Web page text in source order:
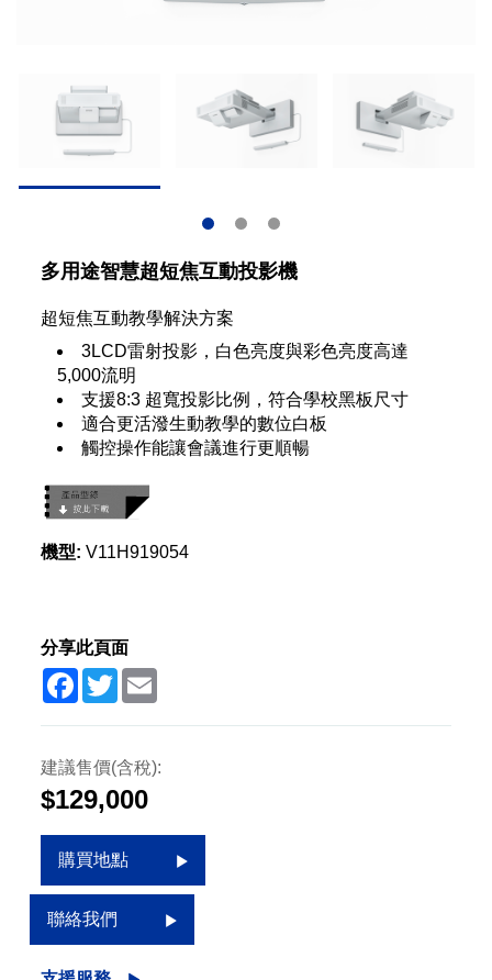
多用途智慧超短焦互動投影機
超短焦互動教學解決方案
3LCD雷射投影，白色亮度與彩色亮度高達
5,000流明
支援8:3 超寬投影比例，符合學校黑板尺寸
適合更活潑生動教學的數位白板
觸控操作能讓會議進行更順暢
機型: V11H919054
分享此頁面
Facebook
Twitter
建議售價(含稅):
$129,000
購買地點
聯絡我們